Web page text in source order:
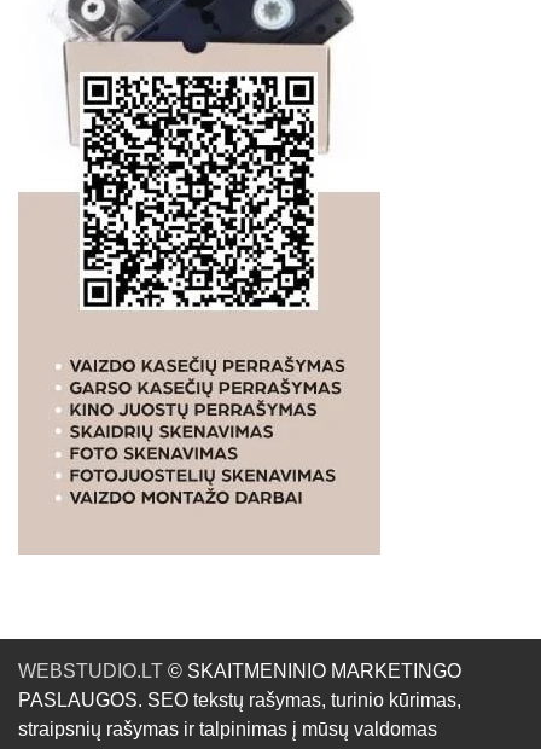
WEBSTUDIO.LT © SKAITMENINIO MARKETINGO
PASLAUGOS. SEO tekstų rašymas, turinio kūrimas,
straipsnių rašymas ir talpinimas į mūsų valdomas